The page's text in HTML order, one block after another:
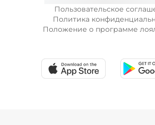
Пользовательское
Политика
Положение о программе